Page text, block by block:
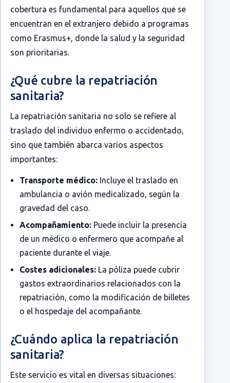
cobertura es fundamental para aquellos que se
encuentran en el extranjero debido a programas
como Erasmus+, donde la salud y la seguridad
son prioritarias.
¿Qué cubre la repatriación
sanitaria?
La repatriación sanitaria no solo se refiere al
traslado del individuo enfermo o accidentado,
sino que también abarca varios aspectos
importantes:
Transporte médico:Incluye el traslado en
ambulancia o avión medicalizado, según la
gravedad del caso.
Acompañamiento:Puede incluir la presencia
de un médico o enfermero que acompañe al
paciente durante el viaje.
Costes adicionales:La póliza puede cubrir
gastos extraordinarios relacionados con la
repatriación, como la modificación de billetes
o el hospedaje del acompañante.
¿Cuándo aplica la repatriación
sanitaria?
Este servicio es vital en diversas situaciones: